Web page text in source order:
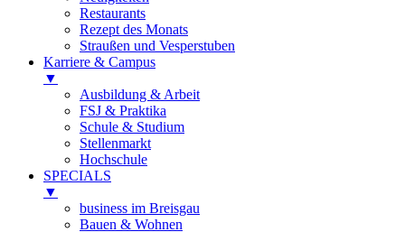
Restaurants
Rezept des Monats
Straußen und Vesperstuben
Karriere & Campus
▼
Ausbildung & Arbeit
FSJ & Praktika
Schule & Studium
Stellenmarkt
Hochschule
SPECIALS
▼
business im Breisgau
Bauen & Wohnen